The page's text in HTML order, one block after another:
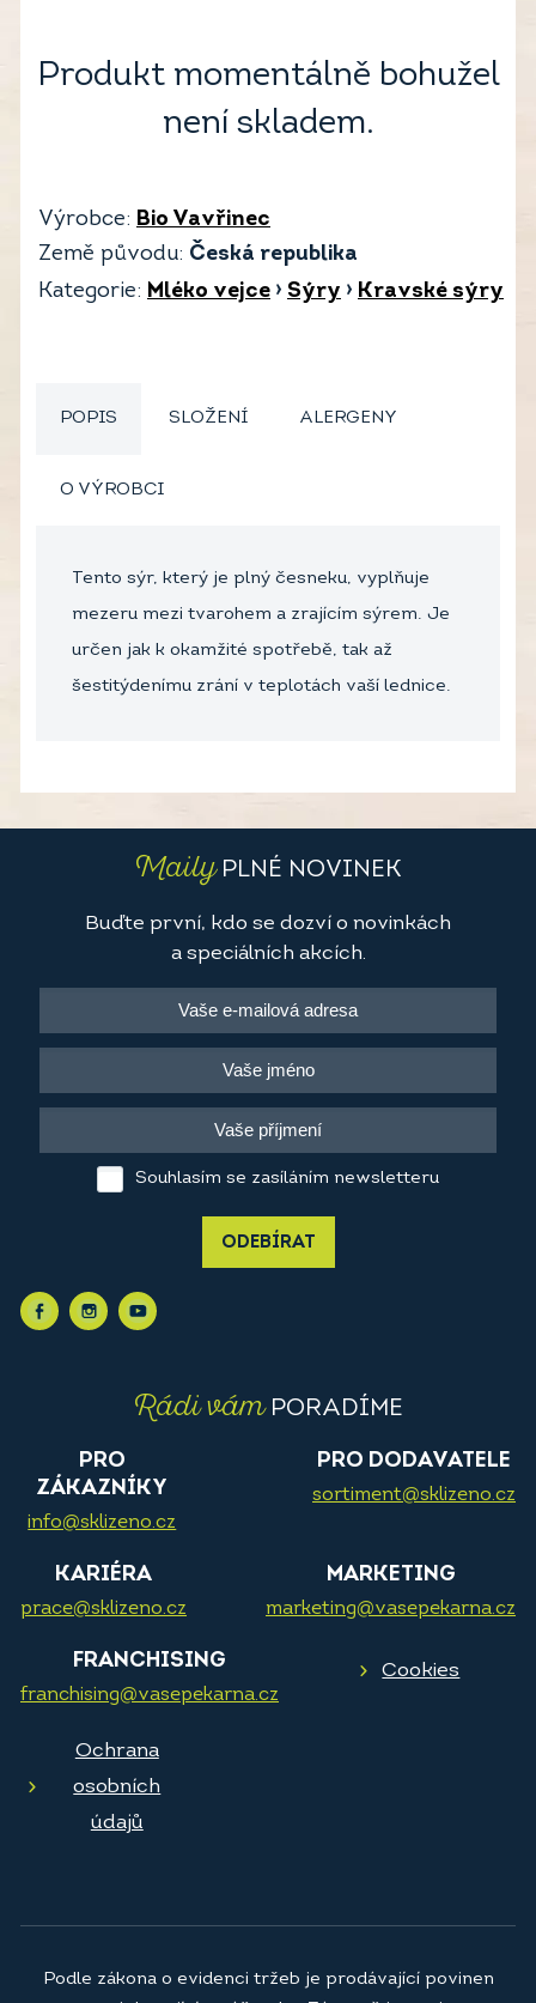
Produkt momentálně bohužel
není skladem.
Výrobce: Bio Vavřinec
Země původu: Česká republika
Kategorie: Mléko vejce › Sýry › Kravské sýry
POPIS SLOŽENÍ ALERGENY
O VÝROBCI
Tento sýr, který je plný česneku, vyplňuje
mezeru mezi tvarohem a zrajícím sýrem. Je
určen jak k okamžité spotřebě, tak až
šestitýdenímu zrání v teplotách vaší lednice.
MailyPLNÉ NOVINEK
Buďte první, kdo se dozví o novinkách
a speciálních akcích.
Souhlasím se zasíláním newsletteru
ODEBÍRAT
Rádi vámPORADÍME
PRO
ZÁKAZNÍKY
info@sklizeno.cz
PRO DODAVATELE
sortiment@sklizeno.cz
KARIÉRA
prace@sklizeno.cz
MARKETING
marketing@vasepekarna.cz
FRANCHISING
franchising@vasepekarna.cz
Cookies
Ochrana
osobních
údajů
Podle zákona o evidenci tržeb je prodávající povinen